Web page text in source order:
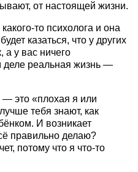
от настоящей жизни.
то психолога и она
казаться, что у других
а у вас ничего
деле реальная жизнь —
это «плохая я или
тебя знают, как
И возникает
правильно делаю?
потому что я что-то